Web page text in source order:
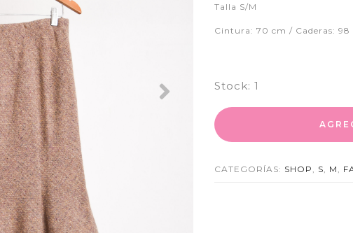
Next
Talla S/M
Cintura: 70 cm / Caderas: 98
Stock: 1
CATEGORÍAS: SHOP S M